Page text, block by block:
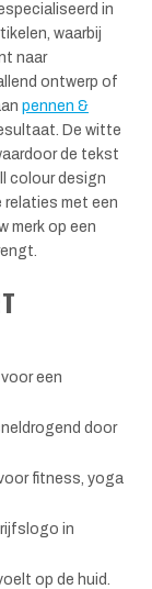
in
waarbij
naar
ontwerp of
pennen &
De witte
de tekst
colour design
relaties met een
merk op een
een
door
fitness, yoga
in
op de huid.